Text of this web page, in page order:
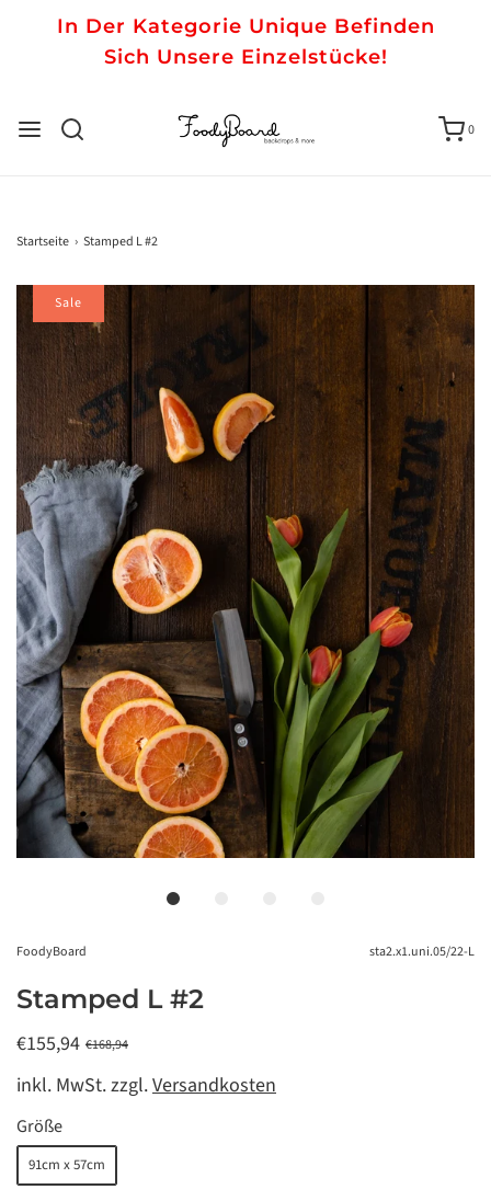
In Der Kategorie Unique Befinden
Sich Unsere Einzelstücke!
0
Startseite › Stamped L #2
Sale
FoodyBoard sta2.x1.uni.05/22-L
Stamped L #2
€155,94 €168,94
inkl. MwSt. zzgl.Versandkosten
Größe
91cm x 57cm